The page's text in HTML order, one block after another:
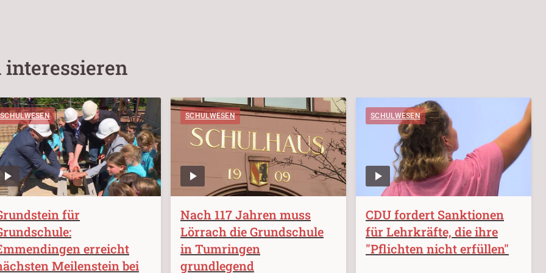
interessieren
SCHULWESEN
für
erreicht
Meilenstein bei
SCHULWESEN
Nach 117 Jahren muss
Lörrach die Grundschule
in Tumringen
grundlegend
SCHULWESEN
CDU fordert Sanktionen
für Lehrkräfte, die ihre
"Pflichten nicht erfüllen"